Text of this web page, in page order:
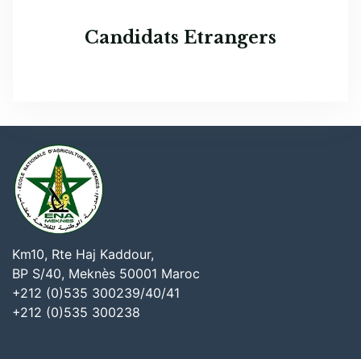
Candidats Etrangers
Km10, Rte Haj Kaddour,
BP S/40, Meknès 50001 Maroc
+212 (0)535 300239/40/41
+212 (0)535 300238